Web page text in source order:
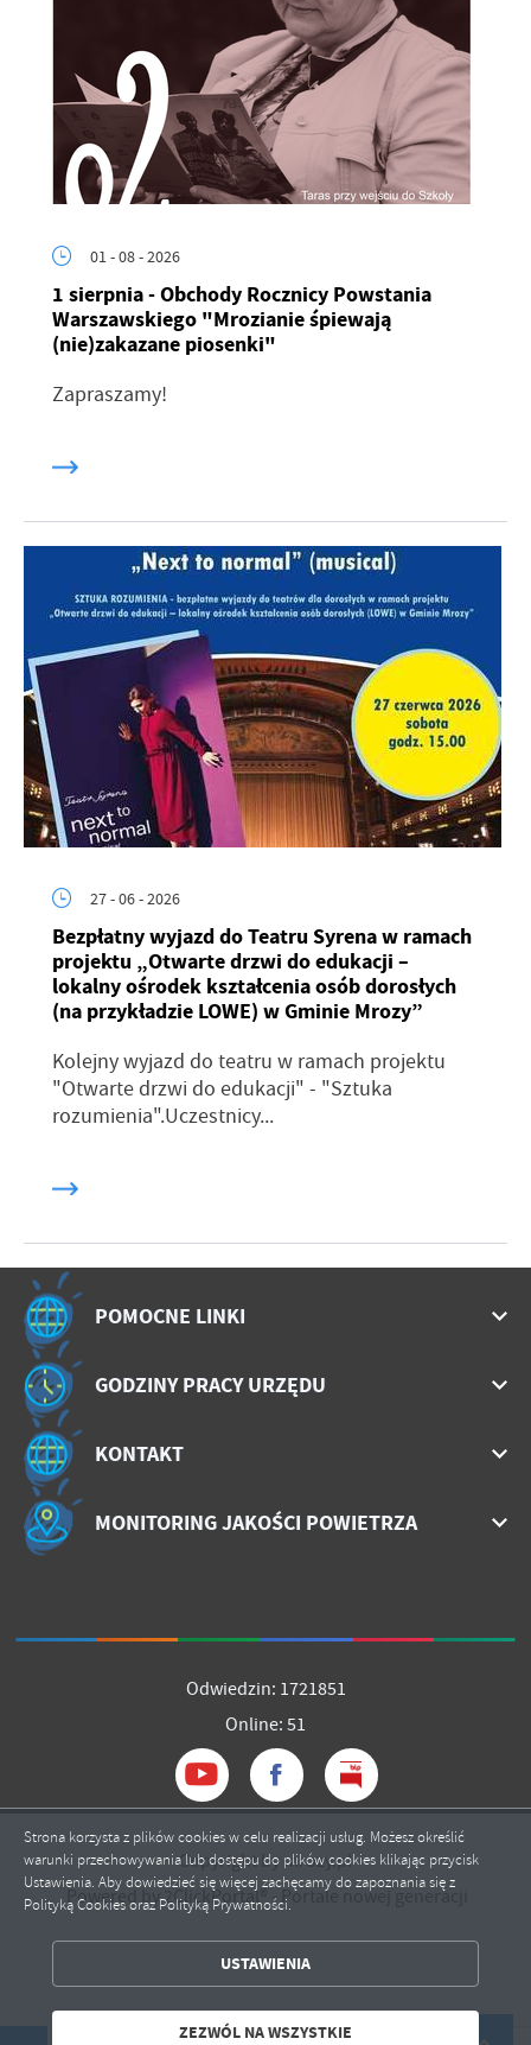
01 - 08 - 2026
1 sierpnia - Obchody Rocznicy Powstania
Warszawskiego "Mrozianie śpiewają
(nie)zakazane piosenki"
Zapraszamy!
27 - 06 - 2026
Bezpłatny wyjazd do Teatru Syrena w ramach
projektu „Otwarte drzwi do edukacji –
lokalny ośrodek kształcenia osób dorosłych
(na przykładzie LOWE) w Gminie Mrozy”
Kolejny wyjazd do teatru w ramach projektu
"Otwarte drzwi do edukacji" - "Sztuka
rozumienia".Uczestnicy...
POMOCNE LINKI
GODZINY PRACY URZĘDU
KONTAKT
MONITORING JAKOŚCI POWIETRZA
Odwiedzin: 1721851
Online: 51
Copyright by mrozy.pl
Powered by2ClickPortal® - Portale nowej generacji
Strona korzysta z plików cookies w celu realizacji usług. Możesz określić
warunki przechowywania lub dostępu do plików cookies klikając przycisk
Ustawienia. Aby dowiedzieć się więcej zachęcamy do zapoznania się z
Polityką Cookies oraz Polityką Prywatności.
USTAWIENIA
ZEZWÓL NA WSZYSTKIE
ZAPISZ WYBRANE
ZEZWÓL NA WSZYSTKIE